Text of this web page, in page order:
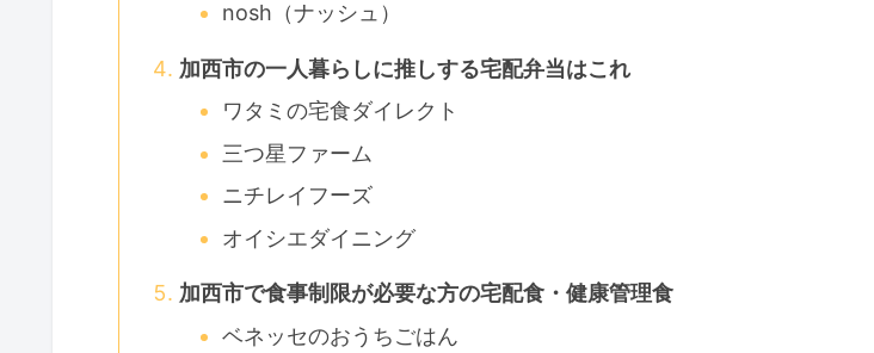
nosh（ナッシュ）
加西市の一人暮らしに推しする宅配弁当はこれ
ワタミの宅食ダイレクト
三つ星ファーム
ニチレイフーズ
オイシエダイニング
加西市で食事制限が必要な方の宅配食・健康管理食
ベネッセのおうちごはん